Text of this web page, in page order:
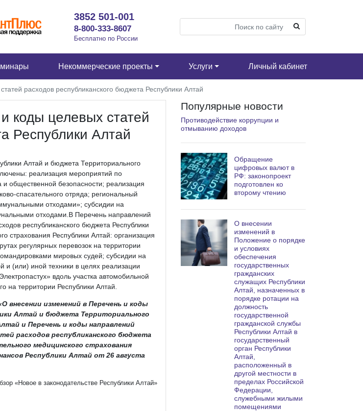
3852 501-001
8-800-333-8607
Бесплатно по России
Некоммерческие проекты Услуги Личный кабинет
расходов республиканского бюджета Республики Алтай
коды целевых статей
Республики Алтай
Алтай и бюджета Территориального
реализация мероприятий по
общественной безопасности; реализация
спасательного отряда; региональный
отходами»; субсидии на
отходами.В Перечень направлений
республиканского бюджета Республики
страхования Республики Алтай: организация
регулярных перевозок на территории
мировых судей; субсидии на
и (или) иной техники в целях реализации
вдоль участка автомобильной
на территории Республики Алтай.
внесении изменений в Перечень и коды
Алтай и бюджета Территориального
и Перечень и коды направлений
расходов республиканского бюджета
медицинского страхования
Республики Алтай от 26 августа
«Новое в законодательстве Республики Алтай»
Популярные новости
Противодействие коррупции и
отмыванию доходов
Обращение
цифровых валют в
РФ: законопроект
подготовлен ко
второму чтению
О внесении
изменений в
Положение о порядке
и условиях
обеспечения
государственных
гражданских
служащих Республики
Алтай, назначенных в
порядке ротации на
должность
государственной
гражданской службы
Республики Алтай в
государственный
орган Республики
Алтай,
расположенный в
другой местности в
пределах Российской
Федерации,
служебными жилыми
помещениями